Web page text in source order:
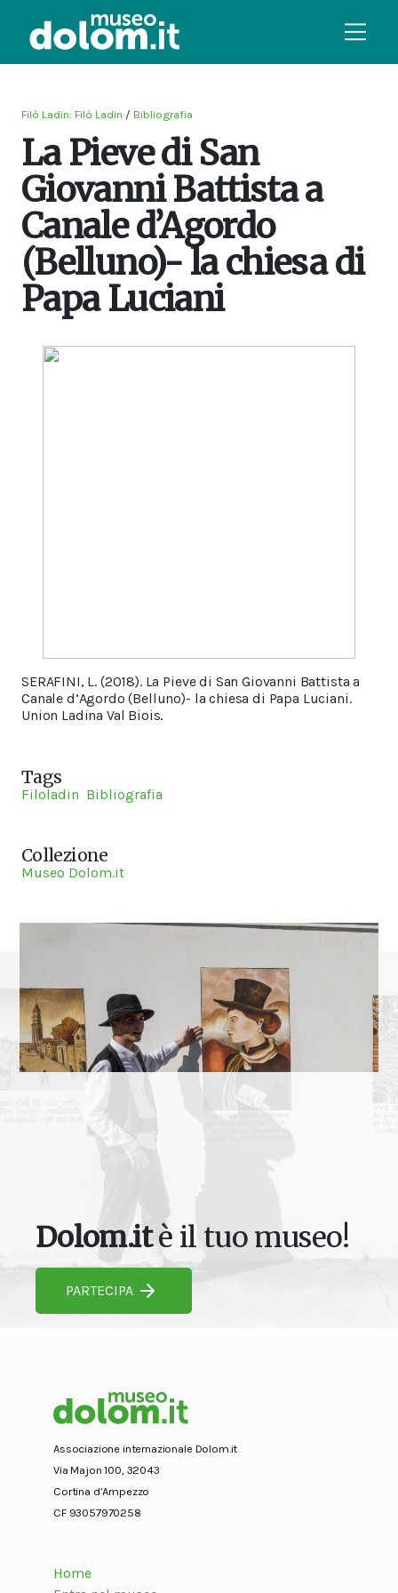
Filò Ladin: Filò Ladin / Bibliografia
La Pieve di San
Giovanni Battista a
Canale d’Agordo
(Belluno)- la chiesa di
Papa Luciani
SERAFINI, L. (2018). La Pieve di San Giovanni Battista a
Canale d’Agordo (Belluno)- la chiesa di Papa Luciani.
Union Ladina Val Biois.
Tags
Filoladin Bibliografia
Collezione
Museo Dolom.it
Dolom.itè il tuo museo!
PARTECIPA
Associazione internazionale Dolom.it
Via Majon 100, 32043
Cortina d’Ampezzo
CF 93057970258
Home